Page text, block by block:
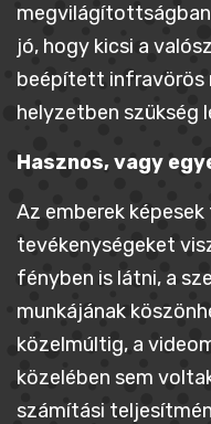
jó, hogy kicsi a
beépített infravörös
helyzetben szükség
Hasznos, vagy
Az emberek
tevékenységeket
fényben is látni, a
munkájának
közelmúltig, a
közelében sem
számítási